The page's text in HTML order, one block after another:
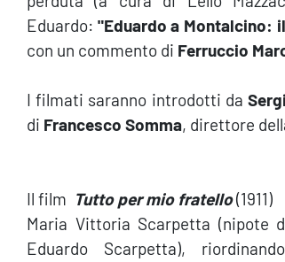
Eduardo: "Eduardo a Montalcino:
con un commento di Ferruccio
I filmati saranno introdotti da
di Francesco Somma, direttore
Il film Tutto per mio fratello(1911)
Maria Vittoria Scarpetta (nipote
Eduardo Scarpetta),